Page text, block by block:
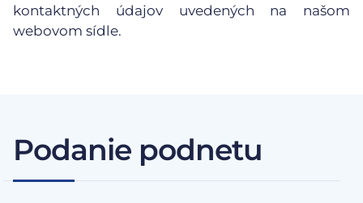
kontaktných údajov uvedených na našom
webovom sídle.
Podanie podnetu